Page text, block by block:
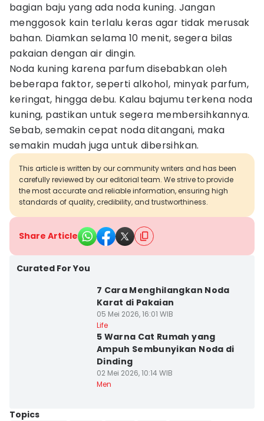
bagian baju yang ada noda kuning. Jangan
menggosok kain terlalu keras agar tidak merusak
bahan. Diamkan selama 10 menit, segera bilas
pakaian dengan air dingin.
Noda kuning karena parfum disebabkan oleh
beberapa faktor, seperti alkohol, minyak parfum,
keringat, hingga debu. Kalau bajumu terkena noda
kuning, pastikan untuk segera membersihkannya.
Sebab, semakin cepat noda ditangani, maka
semakin mudah juga untuk dibersihkan.
This article is written by our community writers and has been
carefully reviewed by our editorial team. We strive to provide
the most accurate and reliable information, ensuring high
standards of quality, credibility, and trustworthiness.
Share Article
Curated For You
7 Cara Menghilangkan Noda
Karat di Pakaian
05 Mei 2026, 16:01 WIB
Life
5 Warna Cat Rumah yang
Ampuh Sembunyikan Noda di
Dinding
02 Mei 2026, 10:14 WIB
Men
Topics